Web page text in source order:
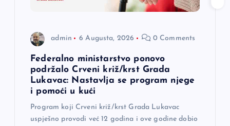
admin 6 Augusta, 2026 0 Comments
Federalno ministarstvo ponovo
podržalo Crveni križ/krst Grada
Lukavac: Nastavlja se program njege
i pomoći u kući
Program koji Crveni križ/krst Grada Lukavac
uspješno provodi već 12 godina i ove godine dobio